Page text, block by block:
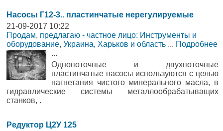
Насосы Г12-3.. пластинчатые нерегулируемые
21-09-2017 10:22
Продам, предлагаю - частное лицо: Инструменты и
оборудование, Украина, Харьков и область ... Подробнее
...
Однопоточные и двухпоточные
пластинчатые насосы используются с целью
нагнетания чистого минерального масла, в
гидравлические системы металлообрабатыващих
станков, .
Редуктор Ц2У 125